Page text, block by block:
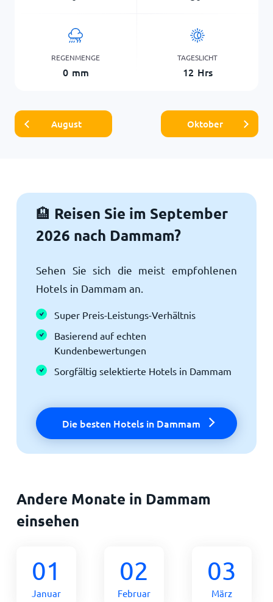
REGENMENGE
0 mm
TAGESLICHT
12 Hrs
August Oktober
🏨 Reisen Sie im September
2026 nach Dammam?
Sehen Sie sich die meist empfohlenen
Hotels in Dammam an.
Super Preis-Leistungs-Verhältnis
Basierend auf echten
Kundenbewertungen
Sorgfältig selektierte Hotels in Dammam
Die besten Hotels in Dammam
Andere Monate in Dammam
einsehen
01
Januar
02
Februar
03
März